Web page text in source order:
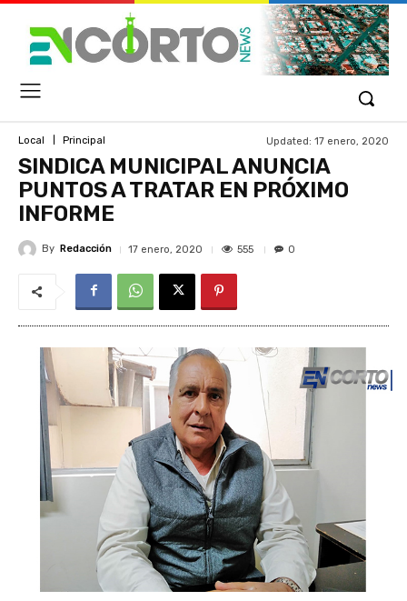
Local Principal Updated: 17 enero, 2020
SINDICA MUNICIPAL ANUNCIA
PUNTOS A TRATAR EN PRÓXIMO
INFORME
By Redacción 17 enero, 2020 555 0